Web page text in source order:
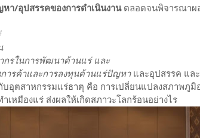
า/อุปสรรคของการดำเนินงานตลอดจนพิจารณาผ
กรในการพัฒนาด้านแร่ และ
ารค้าและการลงทุนด้านแร่ปัญหาและอุปสรรค แล
อุตสาหกรรมแร่ธาตุ คือ การเปลี่ยนแปลงสภาพภูมิ
เหมืองแร่ ส่งผลให้เกิดสภาวะโลกร้อนอย่างไร